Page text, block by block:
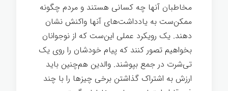
مخاطبان آنها چه کسانی هستند و مردم چگونه
ممکن‌ست به یادداشت‌های آنها واکنش نشان
دهند. یک رویکرد عملی این‌ست که از نوجوانان
بخواهیم تصور کنند که پیام خودشان را روی یک
تی‌شرت در جمع بپوشند. والدین هم‌چنین باید
ارزش به اشتراک گذاشتن برخی چیزها را با چند